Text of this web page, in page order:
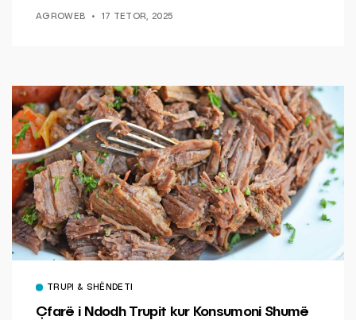
AGROWEB 17 TETOR, 2025
TRUPI & SHËNDETI
Çfarë i Ndodh Trupit kur Konsumoni Shumë